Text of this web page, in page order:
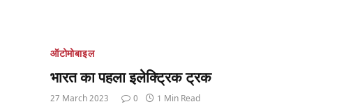
ऑटोमोबाइल
भारत का पहला इलेक्ट्रिक ट्रक
27 March 2023 0 1 Min Read